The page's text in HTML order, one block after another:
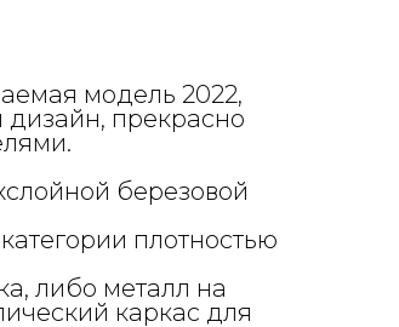
модель 2022,
прекрасно
березовой
плотностью
либо металл на
каркас для